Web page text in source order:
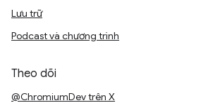
Lưu trữ
Podcast và chương trình
Theo dõi
@ChromiumDev trên X